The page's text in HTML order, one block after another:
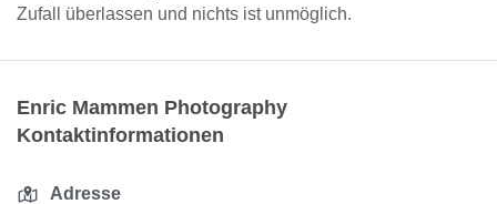
Zufall überlassen und nichts ist unmöglich.
Enric Mammen Photography
Kontaktinformationen
Adresse